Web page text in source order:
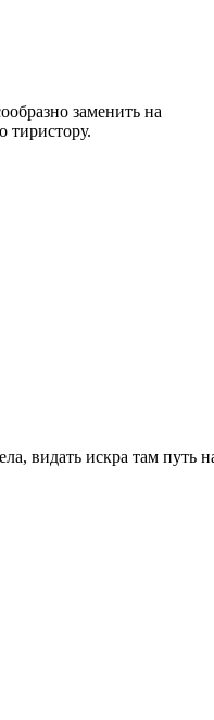
заменить на
тиристору.
видать искра там путь